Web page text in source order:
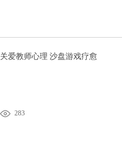
关爱教师心理 沙盘游戏疗愈
283